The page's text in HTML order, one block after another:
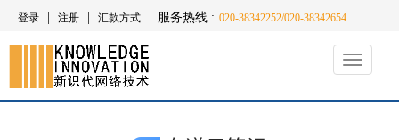
登录 注册 汇款方式 服务热线 : 020-38342252/020-38342654
Toggle